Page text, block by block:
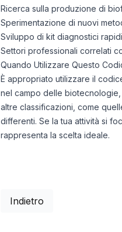
Ricerca sulla produzione di
Sperimentazione di nuovi
Sviluppo di kit diagnostici
Settori professionali correlati
Quando Utilizzare Questo
È appropriato utilizzare il
nel campo delle
altre classificazioni, come
differenti. Se la tua attività si
rappresenta la scelta ideale.
Indietro